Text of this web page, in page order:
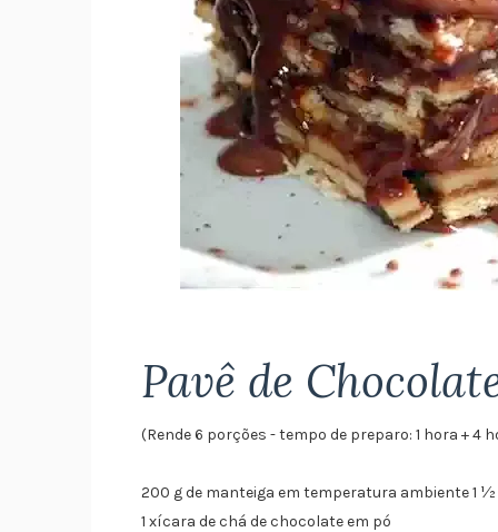
Pavê de
(Rende 6 porções - tempo de preparo: 1 hora + 4
200 g de manteiga em temperatura ambiente 1
1 xícara de chá de chocolate em pó